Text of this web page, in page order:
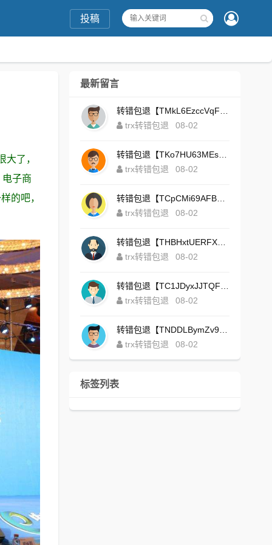
投稿
了，
子商
的吧，
最新留言
trx转错包退
08-02
trx转错包退
08-02
trx转错包退
08-02
trx转错包退
08-02
trx转错包退
08-02
trx转错包退
08-02
标签列表